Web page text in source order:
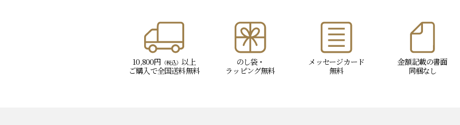
10,800円 （税込） 以上
ご購入で全国送料無料
のし袋・
ラッピング無料
メッセージカード
無料
金額記載の書面
同梱なし